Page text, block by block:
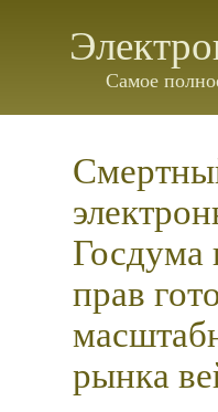
Самое
Госдума
прав
рынка